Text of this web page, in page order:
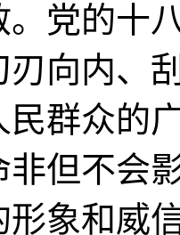
。党的十
刃向内、
民群众的
非但不会
形象和威